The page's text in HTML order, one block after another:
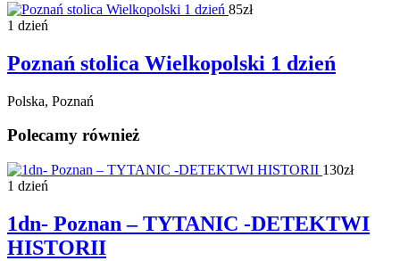
85zł
1 dzień
Poznań stolica Wielkopolski 1 dzień
Polska, Poznań
Polecamy również
130zł
1 dzień
1dn- Poznan – TYTANIC -DETEKTWI
HISTORII